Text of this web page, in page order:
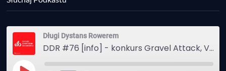
Długi Dystans Rowerem
DDR #76 [info] - konkurs Gravel Attack, Varmia Gravel, Bike Expo, Inspire India Ultra Race